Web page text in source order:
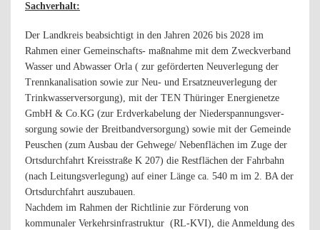
Sachverhalt:
Der Landkreis beabsichtigt in den Jahren 2026 bis 2028 im
Rahmen einer Gemeinschafts- maßnahme mit dem Zweckverband
Wasser und Abwasser Orla ( zur geförderten Neuverlegung der
Trennkanalisation sowie zur Neu- und Ersatzneuverlegung der
Trinkwasserversorgung), mit der TEN Thüringer Energienetze
GmbH & Co.KG (zur Erdverkabelung der Niederspannungsver-
sorgung sowie der Breitbandversorgung) sowie mit der Gemeinde
Peuschen (zum Ausbau der Gehwege/ Nebenflächen im Zuge der
Ortsdurchfahrt Kreisstraße K 207) die Restflächen der Fahrbahn
(nach Leitungsverlegung) auf einer Länge ca. 540 m im 2. BA der
Ortsdurchfahrt auszubauen.
Nachdem im Rahmen der Richtlinie zur Förderung von
kommunaler Verkehrsinfrastruktur (RL-KVI), die Anmeldung des